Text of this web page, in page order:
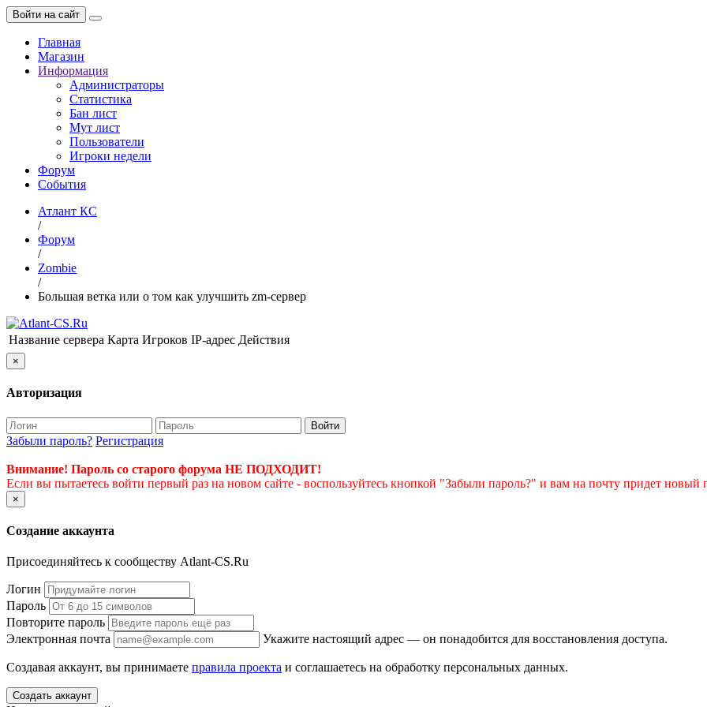
Войти на сайт
Главная
Магазин
Информация
Администраторы
Статистика
Бан лист
Мут лист
Пользователи
Игроки недели
Форум
События
Атлант КС
/
Форум
/
Zombie
/
Большая ветка или о том как улучшить zm-сервер
Название сервера Карта Игроков IP-адрес Действия
×
Авторизация
Войти
Забыли пароль? Регистрация
Внимание! Пароль со старого форума НЕ ПОДХОДИТ!
Если вы пытаетесь войти первый раз на новом сайте - воспользуйтесь кнопкой "Забыли пароль?" и вам на почту придет новый
×
Создание аккаунта
Присоединяйтесь к сообществу Atlant-CS.Ru
Логин
Пароль
Повторите пароль
Электронная почта
Укажите настоящий адрес — он понадобится для восстановления доступа.
Создавая аккаунт, вы принимаете правила проекта и соглашаетесь на обработку персональных данных.
Создать аккаунт